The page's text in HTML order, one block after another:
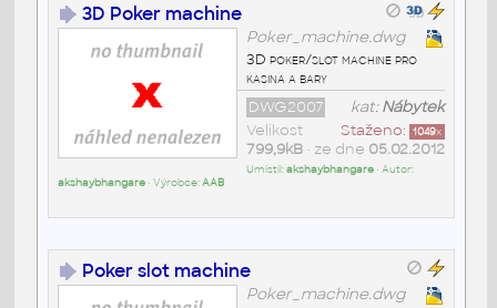
3D Poker machine
Poker_machine.dwg
3D poker/slot machine pro
kasina a bary
kat:Nábytek
DWG2007
Staženo: 1049x
Velikost
799,9kB• ze dne 05.02.2012
Umístil:akshaybhangare• Autor:
akshaybhangare• Výrobce:AAB
Poker slot machine
Poker_machine.dwg